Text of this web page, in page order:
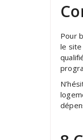
Pour
le site